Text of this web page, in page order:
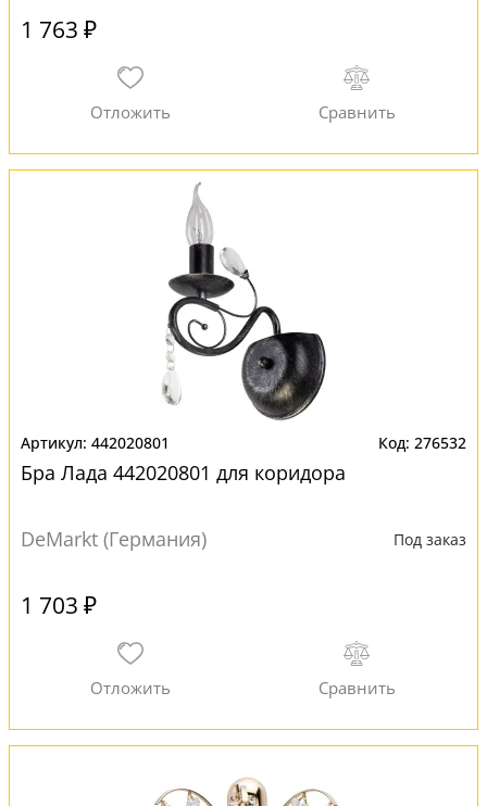
1 763 ₽
442020801 276532
Бра Лада 442020801 для коридора
DeMarkt (Германия) Под заказ
1 703 ₽